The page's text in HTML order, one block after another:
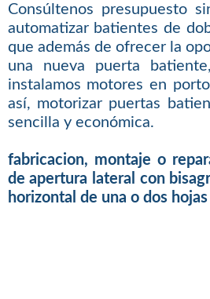
Consúltenos presupuesto
automatizar batientes de
que además de ofrecer la
una nueva puerta
instalamos motores en
así, motorizar puertas
sencilla y económica.
fabricacion, montaje o
de apertura lateral con
horizontal de una o dos